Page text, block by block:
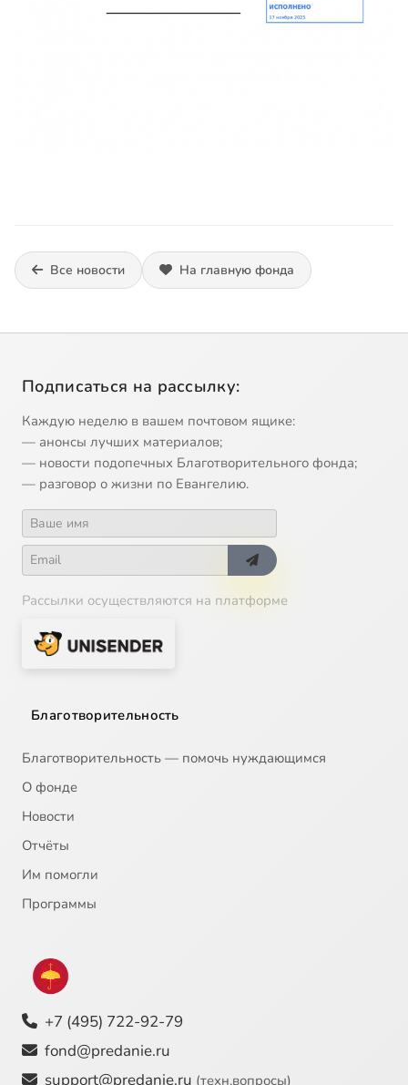
Все новости На главную фонда
Подписаться на рассылку:
Каждую неделю в вашем почтовом ящике:
— анонсы лучших материалов;
— новости подопечных Благотворительного фонда;
— разговор о жизни по Евангелию.
Рассылки осуществляются на платформе
Благотворительность
Благотворительность — помочь нуждающимся
О фонде
Новости
Отчёты
Им помогли
Программы
+7 (495) 722-92-79
fond@predanie.ru
support@predanie.ru (техн.вопросы)